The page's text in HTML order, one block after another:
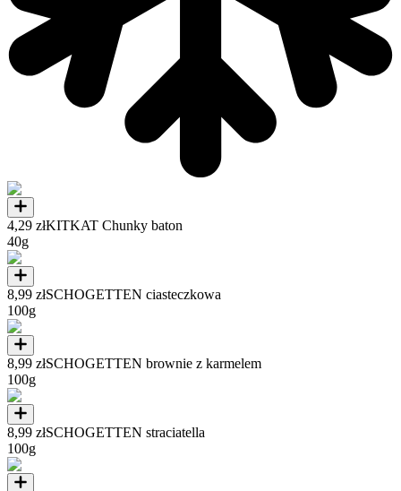
4,29 złKITKAT Chunky baton
40g
8,99 złSCHOGETTEN ciasteczkowa
100g
8,99 złSCHOGETTEN brownie z karmelem
100g
8,99 złSCHOGETTEN straciatella
100g